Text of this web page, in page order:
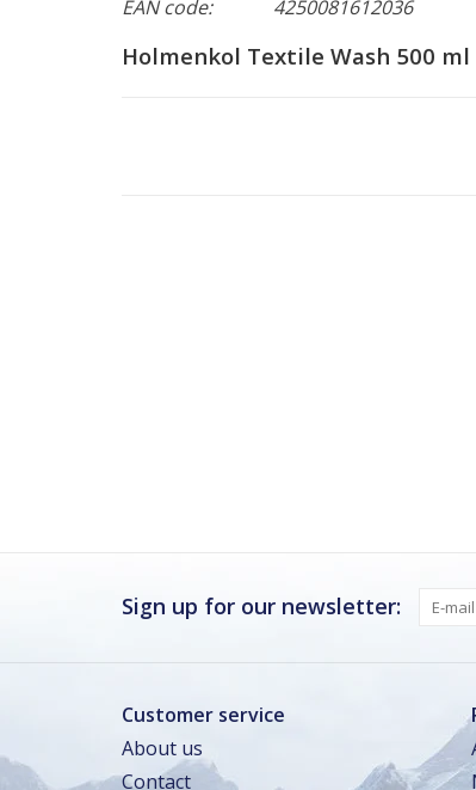
EAN code:
4250081612036
Holmenkol Textile Wash 500 ml
Sign up for our newsletter:
Customer service
About us
Contact
Gesloten
TOT 16 AUG Zomervakantie